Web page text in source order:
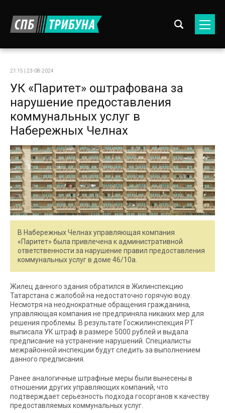
21:15 | 23-08-2024
УК «Паритет» оштрафована за
нарушение предоставления
коммунальных услуг в
Набережных Челнах
В Набережных Челнах управляющая компания
«Паритет» была привлечена к административной
ответственности за нарушение правил предоставления
коммунальных услуг в доме 46/10а.
Жилец данного здания обратился в Жилинспекцию
Татарстана с жалобой на недостаточно горячую воду.
Несмотря на неоднократные обращения гражданина,
управляющая компания не предприняла никаких мер для
решения проблемы. В результате Госжилинспекция РТ
выписала УК штраф в размере 5000 рублей и выдала
предписание на устранение нарушений. Специалисты
межрайонной инспекции будут следить за выполнением
данного предписания.
Ранее аналогичные штрафные меры были вынесены в
отношении других управляющих компаний, что
подтверждает серьезность подхода госорганов к качеству
предоставляемых коммунальных услуг.